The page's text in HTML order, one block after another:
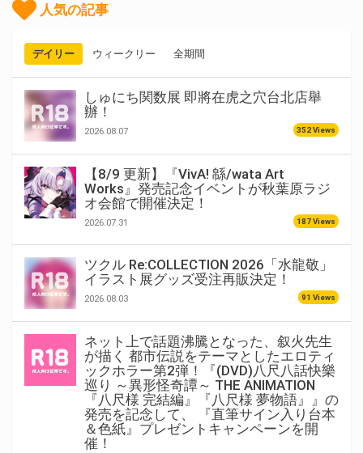
人気の記事
デイリー ウィークリー 全期間
しゅにち関数展 即將在虎之穴台北店舉
辦！
2026.08.07 352 Views
【8/9 更新】『VivA! 緜/wata Art
Works』発売記念イベントが秋葉原ラジ
オ会館で開催決定！
2026.07.31 187 Views
ツクル Re:COLLECTION 2026「水龍敬」
イラスト展グッズ受注再販決定！
2026.08.03 91 Views
ネット上で話題沸騰となった、叙火先生
が描く 都市伝説をテーマとしたエロティ
ックホラー第2弾！『(DVD)八尺八話快樂
巡り ～異形怪奇譚～ THE ANIMATION
『八尺様 完結編』『八尺様 夢物語』』の
発売を記念して、 『直筆サイン入り台本
＆色紙』プレゼントキャンペーンを開
催！